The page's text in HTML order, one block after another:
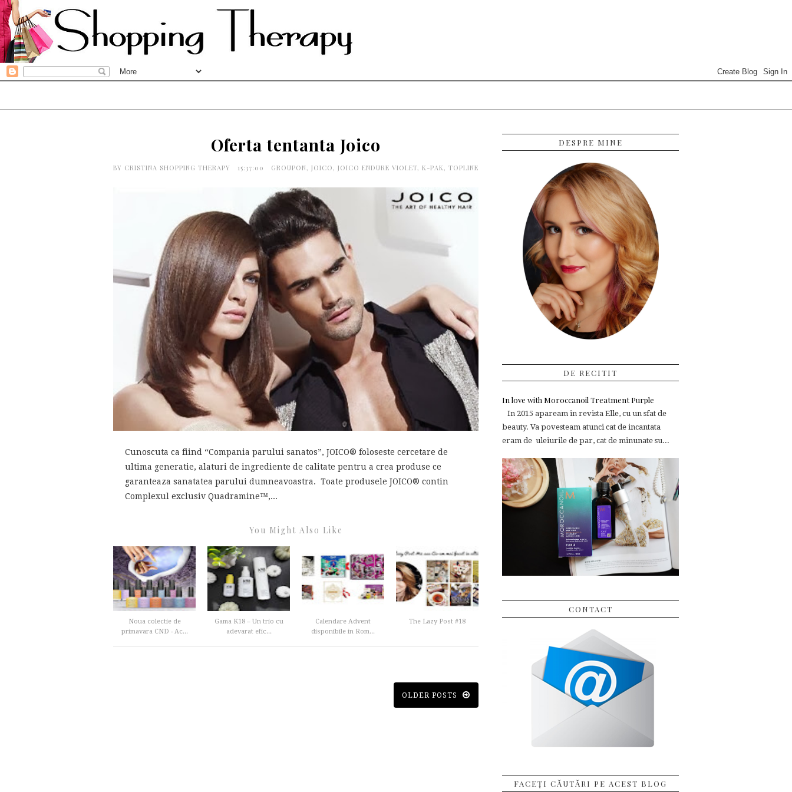
Oferta tentanta Joico
BY CRISTINA SHOPPING THERAPY 15:37:00 GROUPON, JOICO, JOICO ENDURE VIOLET, K-PAK, TOPLINE
Cunoscuta ca fiind “Compania parului sanatos”, JOICO® foloseste cercetare de
ultima generatie, alaturi de ingrediente de calitate pentru a crea produse ce
garanteaza sanatatea parului dumneavoastra. Toate produsele JOICO® contin
Complexul exclusiv Quadramine™,...
You Might Also Like
Noua colectie de
primavara CND - Ac...
Gama K18 – Un trio cu
adevarat efic...
Calendare Advent
disponibile in Rom...
The Lazy Post #18
OLDER POSTS
DESPRE MINE
DE RECITIT
In love with Moroccanoil Treatment Purple
In 2015 apaream in revista Elle, cu un sfat de
beauty. Va povesteam atunci cat de incantata
eram de uleiurile de par, cat de minunate su...
CONTACT
FACEȚI CĂUTĂRI PE ACEST BLOG